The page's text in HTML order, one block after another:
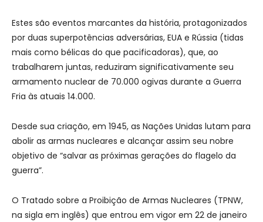
Estes são eventos marcantes da história, protagonizados
por duas superpotências adversárias, EUA e Rússia (tidas
mais como bélicas do que pacificadoras), que, ao
trabalharem juntas, reduziram significativamente seu
armamento nuclear de 70.000 ogivas durante a Guerra
Fria às atuais 14.000.
Desde sua criação, em 1945, as Nações Unidas lutam para
abolir as armas nucleares e alcançar assim seu nobre
objetivo de “salvar as próximas gerações do flagelo da
guerra”.
O Tratado sobre a Proibição de Armas Nucleares (TPNW,
na sigla em inglês) que entrou em vigor em 22 de janeiro